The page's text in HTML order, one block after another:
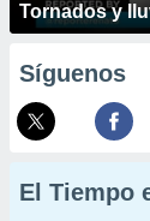
Tornados y
Síguenos
El Tiempo